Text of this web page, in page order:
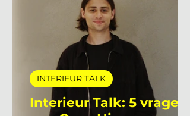
INTERIEUR TALK
2 minuten om te lezen